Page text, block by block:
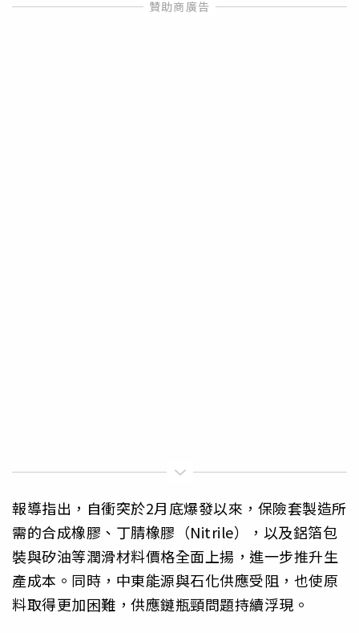
報導指出，自衝突於2月底爆發以來，保險套製造所
需的合成橡膠、丁腈橡膠（Nitrile），以及鋁箔包
裝與矽油等潤滑材料價格全面上揚，進一步推升生
產成本。同時，中東能源與石化供應受阻，也使原
料取得更加困難，供應鏈瓶頸問題持續浮現。